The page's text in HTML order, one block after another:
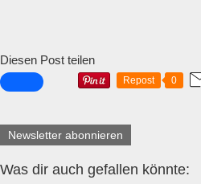
Diesen Post teilen
Repost 0
Newsletter abonnieren
Was dir auch gefallen könnte: